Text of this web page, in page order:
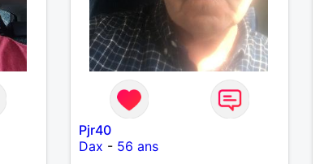
Pjr40
Dax - 56 ans